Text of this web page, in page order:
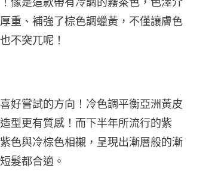
重、補強了棕色調蠟黃，不僅讓膚色
不突兀呢！
好嘗試的方向！冷色調平衡亞洲黃皮
型更有質感！而下半年所流行的紫
色與冷棕色相襯，呈現出漸層般的漸
髮都合適。